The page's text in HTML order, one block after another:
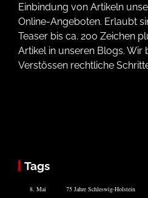
Einbindung von Artikeln
Online-Angeboten. Erlaubt
Teaser bis ca. 200 Zeichen
Artikel in unseren Blogs. Wir
Verstössen rechtliche
Tags
8. Mai 75 Jahre Schleswig-Holstein